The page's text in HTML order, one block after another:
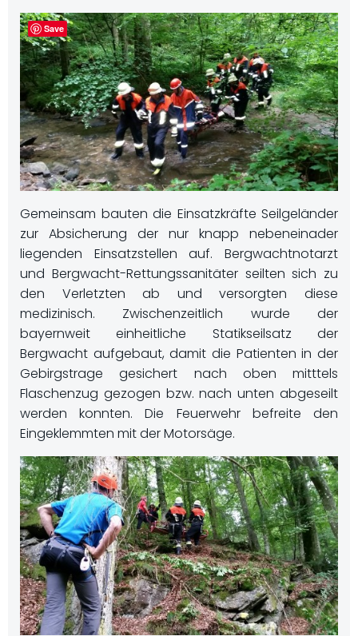
Gemeinsam bauten die Einsatzkräfte Seilgeländer
zur Absicherung der nur knapp nebeneinader
liegenden Einsatzstellen auf. Bergwachtnotarzt
und Bergwacht-Rettungssanitäter seilten sich zu
den Verletzten ab und versorgten diese
medizinisch. Zwischenzeitlich wurde der
bayernweit einheitliche Statikseilsatz der
Bergwacht aufgebaut, damit die Patienten in der
Gebirgstrage gesichert nach oben mitttels
Flaschenzug gezogen bzw. nach unten abgeseilt
werden konnten. Die Feuerwehr befreite den
Eingeklemmten mit der Motorsäge.
Save